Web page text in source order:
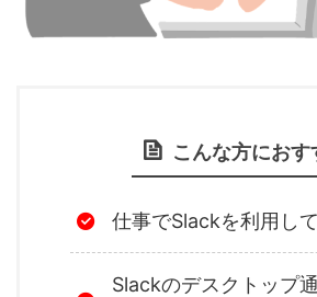
こんな方におす
仕事でSlackを利用し
Slackのデスクトップ